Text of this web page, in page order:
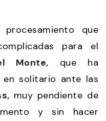
que
para el
Monte, que ha
solitario ante las
muy pendiente de
y sin hacer